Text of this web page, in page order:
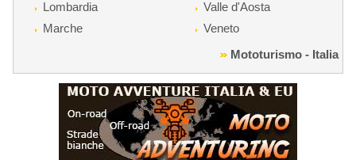
Lombardia
Marche
Valle d'Aosta
Veneto
Mototurismo - Italia